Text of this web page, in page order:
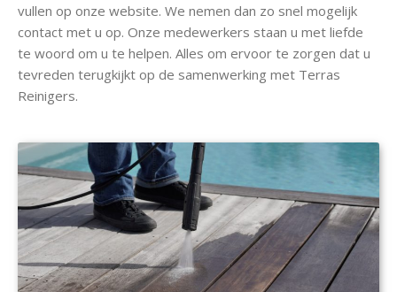
vullen op onze website. We nemen dan zo snel mogelijk
contact met u op. Onze medewerkers staan u met liefde
te woord om u te helpen. Alles om ervoor te zorgen dat u
tevreden terugkijkt op de samenwerking met Terras
Reinigers.